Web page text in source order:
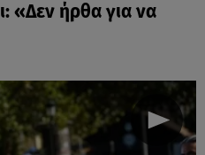
«Δεν ήρθα για να